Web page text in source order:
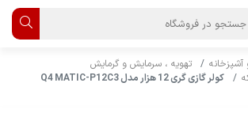
تهویه ، سرمایش و گرمایش
کولر گازی گری 12 هزار مدل Q4 MATIC-P12C3